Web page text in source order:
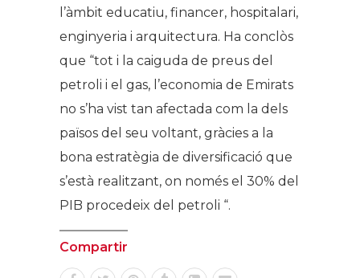
l’àmbit educatiu, financer, hospitalari,
enginyeria i arquitectura. Ha conclòs
que “tot i la caiguda de preus del
petroli i el gas, l’economia de Emirats
no s’ha vist tan afectada com la dels
països del seu voltant, gràcies a la
bona estratègia de diversificació que
s’està realitzant, on només el 30% del
PIB procedeix del petroli “.
Compartir